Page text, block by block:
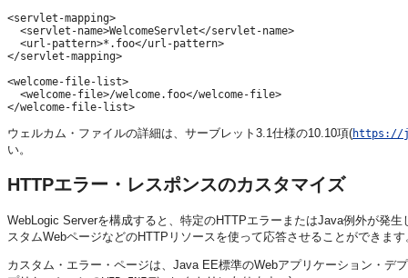
<servlet-mapping>
  <servlet-name>WelcomeServlet</servlet-name>
  <url-pattern>*.foo</url-pattern>
</servlet-mapping>
<welcome-file-list>
  <welcome-file>/welcome.foo</welcome-file>
ウェルカム・ファイルの詳細は、サーブレット3.1仕様の10.10項(https://
い。
HTTPエラー・レスポンスのカスタマイズ
WebLogic Serverを構成すると、特定のHTTPエラーまたはJava例外が発
スタムWebページなどのHTTPリソースを使って応答させることができます
カスタム・エラー・ページは、Java EE標準のWebアプリケーション・デ